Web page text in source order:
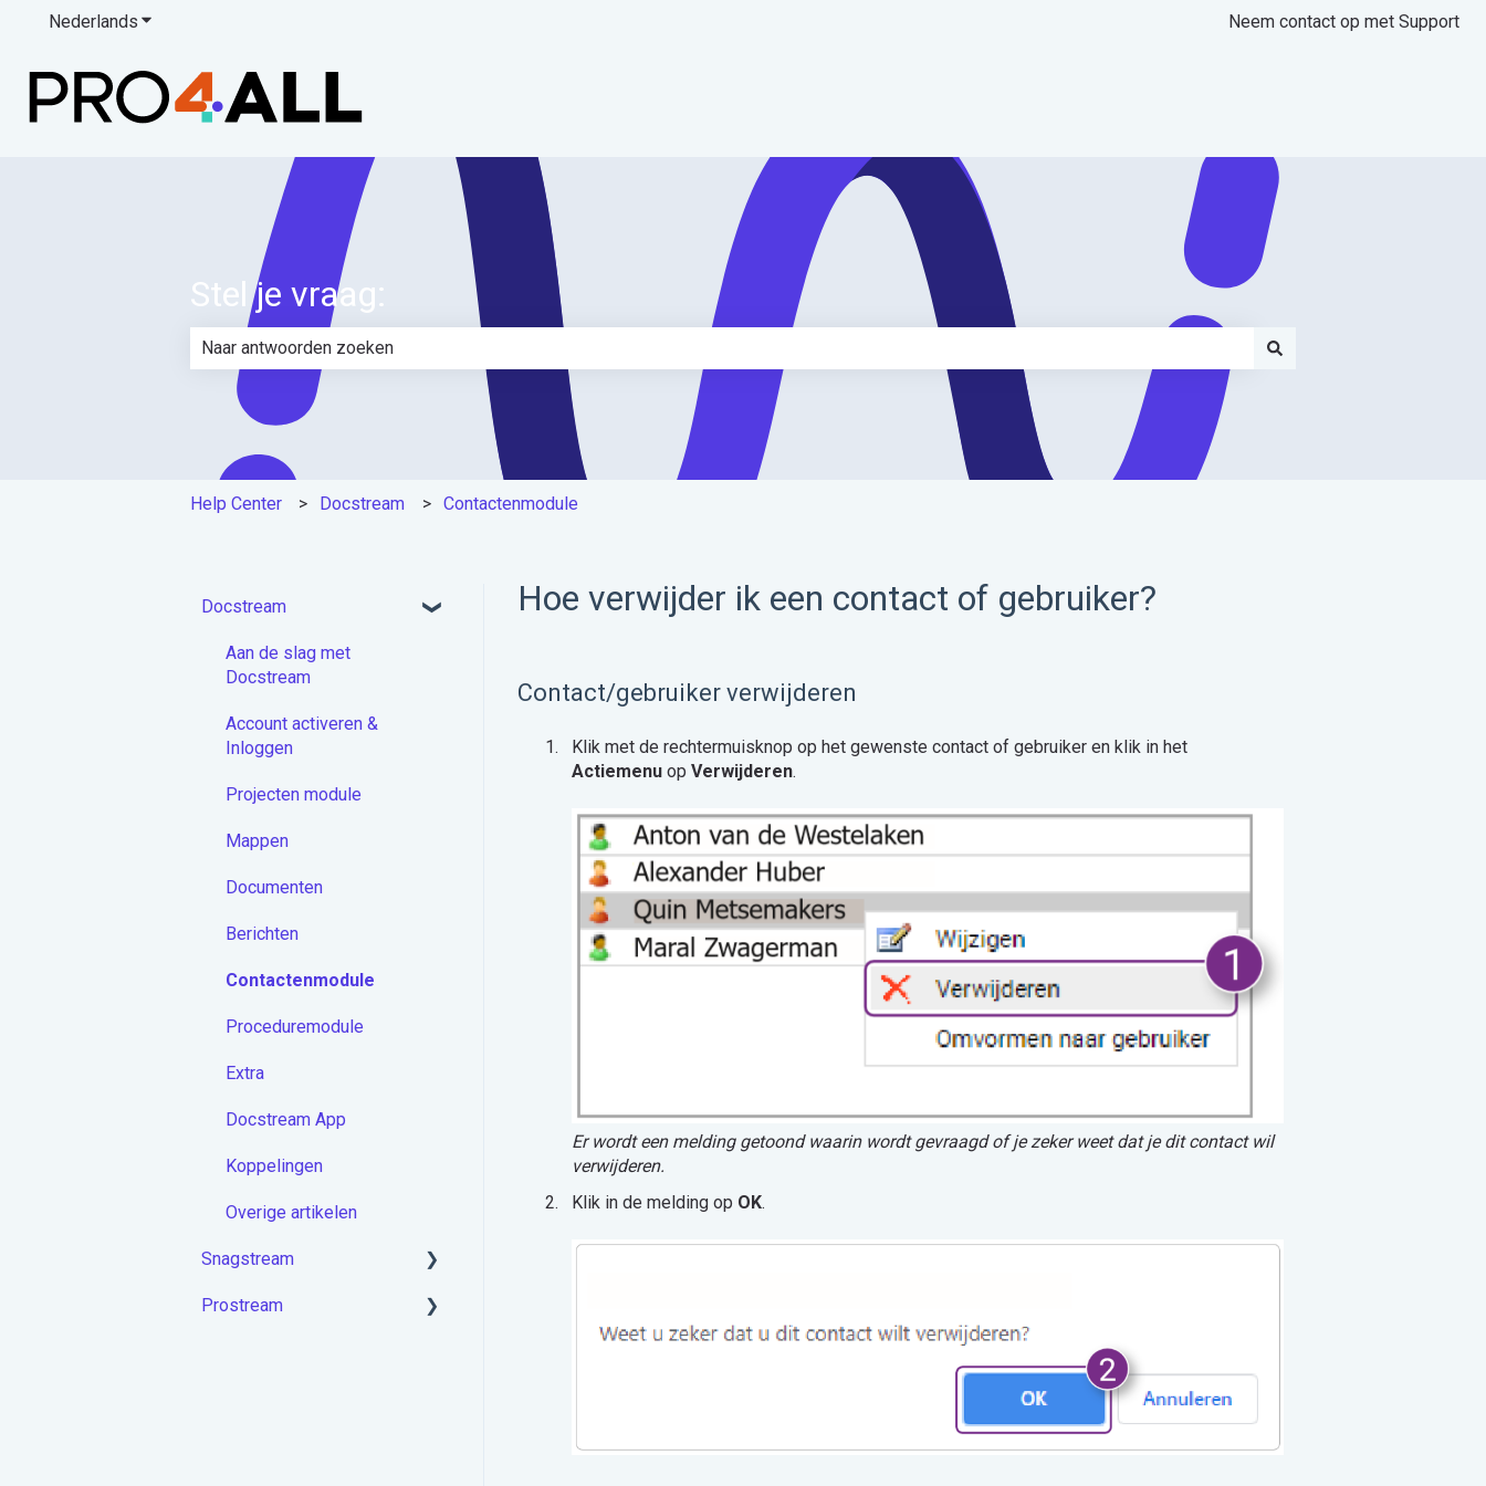
Nederlands Submenu tonen voor vertalingen Neem contact op met Support
Stel je vraag:
Er zijn geen suggesties want het zoekveld is leeg.
Help Center Docstream Contactenmodule
Hoe verwijder ik een contact of gebruiker?
Contact/gebruiker verwijderen
Klik met de rechtermuisknop op het gewenste contact of gebruiker en klik in het
Actiemenu op Verwijderen.
Er wordt een melding getoond waarin wordt gevraagd of je zeker weet dat je dit contact wil
verwijderen.
Klik in de melding op OK.
Docstream
Aan de slag met
Docstream
Account activeren &
Inloggen
Projecten module
Mappen
Documenten
Berichten
Contactenmodule
Proceduremodule
Extra
Docstream App
Koppelingen
Overige artikelen
Snagstream
Aan de slag met
Prostream